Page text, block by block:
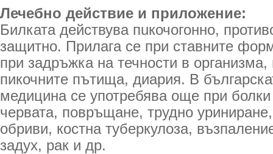
Лечебно действие и приложение:
Билката действува пuкочогонно,
защитно. Прилага се при ставните
при задръжка на течности в
пикочните пътища, диария. В
медицина се употребява още при
червата, повръщане, трудно
обриви, костна туберкулоза,
задух, рак и др.